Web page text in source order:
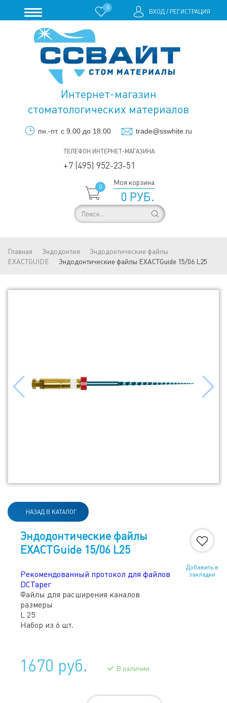
0
ВХОД/ РЕГИСТРАЦИЯ
Интернет-магазин
стоматологических материалов
пн.-пт. с 9.00 до 18.00 trade@sswhite.ru
ТЕЛЕФОН ИНТЕРНЕТ-МАГАЗИНА:
+7 (495) 952-23-51
0
Моя корзина
0 РУБ.
Главная Эндодонтия
Эндодонтические файлы
EXACTGUIDE
Эндодонтические файлы EXACTGuide 15/06 L25
НАЗАД В КАТАЛОГ
Эндодонтические файлы
EXACTGuide 15/06 L25
Рекомендованный протокол для файлов
DCTaper
Файлы для расширения каналов
размеры
L 25
Набор из 6 шт.
Добавить в
закладки
1670 руб. В наличии